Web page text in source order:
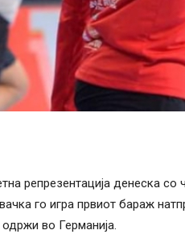
репрезентација денеска со
го игра првиот бараж
во Германија.